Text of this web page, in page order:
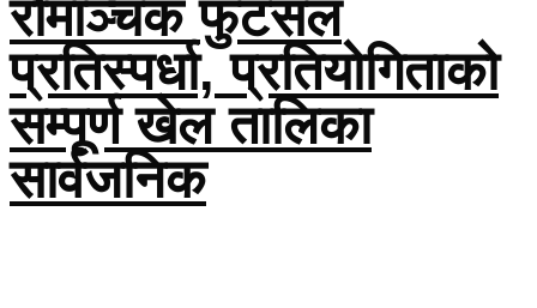
रोमाञ्चक फुटसल
प्रतिस्पर्धा, प्रतियोगिताको
सम्पूर्ण खेल तालिका
सार्वजनिक